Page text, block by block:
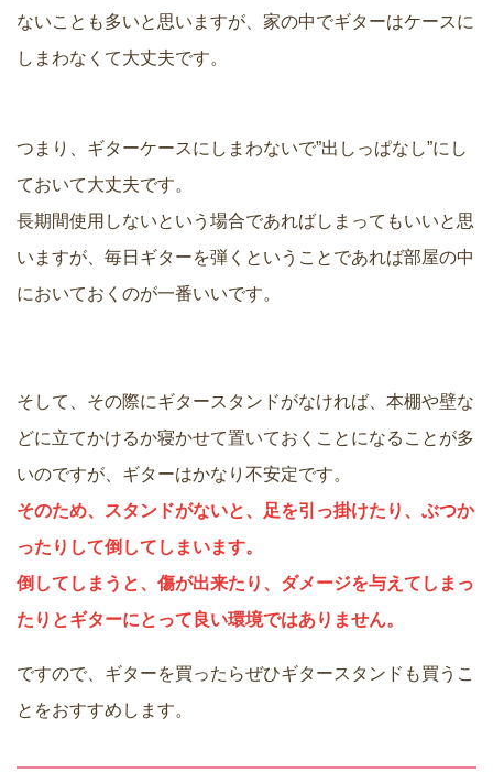
ないことも多いと思いますが、家の中でギターはケースに
しまわなくて大丈夫です。
つまり、ギターケースにしまわないで”出しっぱなし”にし
ておいて大丈夫です。
長期間使用しないという場合であればしまってもいいと思
いますが、毎日ギターを弾くということであれば部屋の中
においておくのが一番いいです。
そして、その際にギタースタンドがなければ、本棚や壁な
どに立てかけるか寝かせて置いておくことになることが多
いのですが、ギターはかなり不安定です。
そのため、スタンドがないと、足を引っ掛けたり、ぶつか
ったりして倒してしまいます。
倒してしまうと、傷が出来たり、ダメージを与えてしまっ
たりとギターにとって良い環境ではありません。
ですので、ギターを買ったらぜひギタースタンドも買うこ
とをおすすめします。